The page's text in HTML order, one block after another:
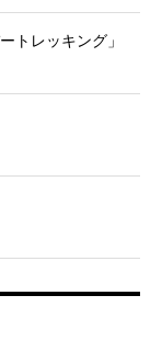
トレッキング」